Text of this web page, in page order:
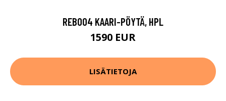
REB004 KAARI-PÖYTÄ, HPL
1590 EUR
LISÄTIETOJA